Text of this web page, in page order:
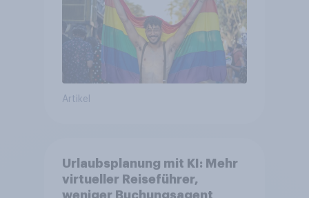
Artikel
Urlaubsplanung mit KI: Mehr
virtueller Reiseführer,
weniger Buchungsagent